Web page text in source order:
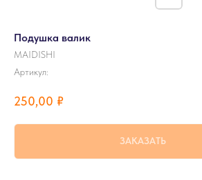
Подушка валик
MAIDISHI
Артикул:
250,00 ₽
ЗАКАЗАТЬ